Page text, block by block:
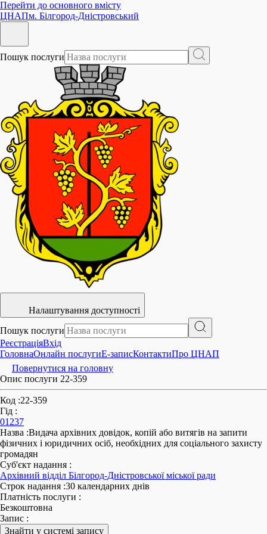
Перейти до основного вмісту
ЦНАПм. Білгород-Дністровський
Пошук послуги
Налаштування доступності
Пошук послуги
РеєстраціяВхід
ГоловнаОнлайн послугиE-записКонтактиПро ЦНАП
Повернутися на головну
Опис послуги 22-359
Код :22-359
Гід :
01237
Назва :Видача архівних довідок, копій або витягів на запити
фізичних і юридичних осіб, необхідних для соціального захисту
громадян
Суб'єкт надання :
Архівний відділ Білгород-Дністровської міської ради
Строк надання :30 календарних днів
Платність послуги :
Безкоштовна
Запис :
Знайти у системі запису